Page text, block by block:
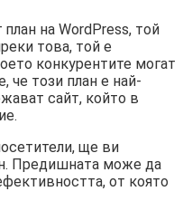
на WordPress, той
това, той е
конкурентите могат
че този план е най-
сайт, който в
ще ви
Предишната може да
от която